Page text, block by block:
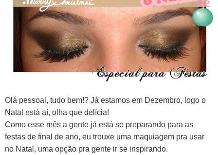
Olá pessoal, tudo bem!? Já estamos em Dezembro, logo o
Natal está aí, olha que delícia!
Como esse mês a gente já está se preparando para as
festas de final de ano, eu trouxe uma maquiagem pra usar
no Natal, uma opção pra gente ir se inspirando.